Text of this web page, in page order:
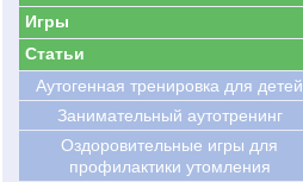
Игры
Статьи
Аутогенная тренировка для детей
Занимательный аутотренинг
Оздоровительные игры для
профилактики утомления